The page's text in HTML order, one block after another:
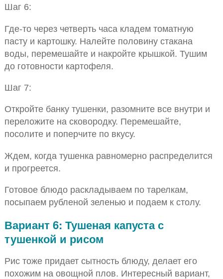
Шаг 6:
Где-то через четверть часа кладем томатную
пасту и картошку. Налейте половину стакана
воды, перемешайте и накройте крышкой. Тушим
до готовности картофеля.
Шаг 7:
Откройте банку тушенки, разомните все внутри и
переложите на сковородку. Перемешайте,
посолите и поперчите по вкусу.
Ждем, когда тушенка равномерно распределится
и прогреется.
Готовое блюдо раскладываем по тарелкам,
посыпаем рубленой зеленью и подаем к столу.
Вариант 6: Тушеная капуста с
тушенкой и рисом
Рис тоже придает сытность блюду, делает его
похожим на овощной плов. Интересный вариант,